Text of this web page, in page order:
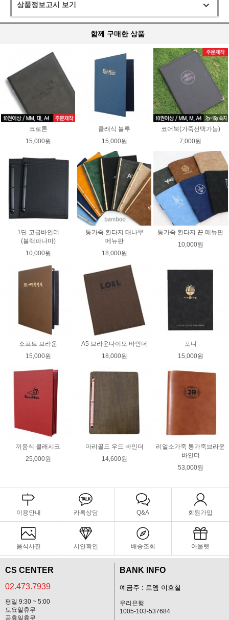
상품정보고시 보기
함께 구매한 상품
크로톤
15,000원
클래식 블루
15,000원
코어북(가죽선택가능)
7,000원
1단 고급바인더
(블랙파나마)
10,000원
통가죽 환타지 대나무
메뉴판
18,000원
통가죽 환타지 끈 메뉴판
10,000원
소프트 브라운
15,000원
A5 브라운다이오 바인더
18,000원
포니
15,000원
끼움식 클래시코
25,000원
마리골드 우드 바인더
14,600원
리얼소가죽 통가죽브라운
바인더
53,000원
이용안내 카톡상담 Q&A 회원가입
음식사진 시안확인 배송조회 아울렛
CS CENTER
02.473.7939
평일 9:30 ~ 5:00
토요일휴무
공휴일휴무
BANK INFO
예금주 : 로뎀 이호철
우리은행
1005-103-537684